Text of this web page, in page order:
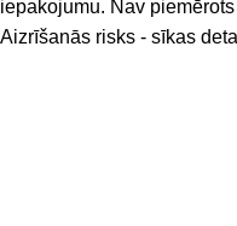
iepakojumu. Nav
Aizrīšanās risks - sīkas